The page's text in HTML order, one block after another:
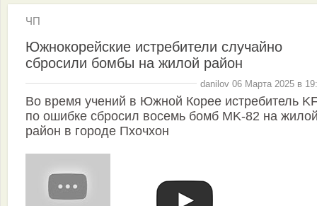
ЧП
Южнокорейские истребители случайно
сбросили бомбы на жилой район
danilov 06 Марта 2025 в
Во время учений в Южной Корее истребитель
по ошибке сбросил восемь бомб MK-82 на
район в городе Пхочхон